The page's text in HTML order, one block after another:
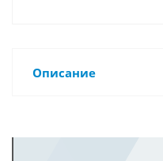
Описание